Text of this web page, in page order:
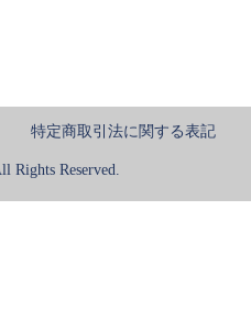
特定商取引法に関する表記
Reserved.